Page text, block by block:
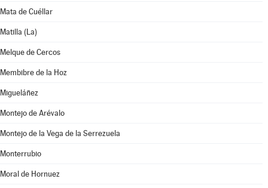
Mata de Cuéllar
Matilla (La)
Melque de Cercos
Membibre de la Hoz
Migueláñez
Montejo de Arévalo
Montejo de la Vega de la Serrezuela
Monterrubio
Moral de Hornuez